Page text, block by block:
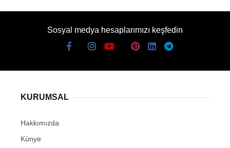
Sosyal medya hesaplarımızı keşfedin
KURUMSAL
Hakkımızda
Künye